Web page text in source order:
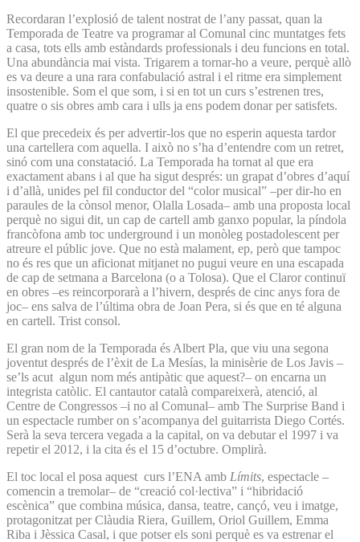
Recordaran l’explosió de talent nostrat de l’any passat, quan la
Temporada de Teatre va programar al Comunal cinc muntatges fets
a casa, tots ells amb estàndards professionals i deu funcions en total.
Una abundància mai vista. Trigarem a tornar-ho a veure, perquè allò
es va deure a una rara confabulació astral i el ritme era simplement
insostenible. Som el que som, i si en tot un curs s’estrenen tres,
quatre o sis obres amb cara i ulls ja ens podem donar per satisfets.
El que precedeix és per advertir-los que no esperin aquesta tardor
una cartellera com aquella. I això no s’ha d’entendre com un retret,
sinó com una constatació. La Temporada ha tornat al que era
exactament abans i al que ha sigut després: un grapat d’obres d’aquí
i d’allà, unides pel fil conductor del “color musical” –per dir-ho en
paraules de la cònsol menor, Olalla Losada– amb una proposta local
perquè no sigui dit, un cap de cartell amb ganxo popular, la píndola
francòfona amb toc underground i un monòleg postadolescent per
atreure el públic jove. Que no està malament, ep, però que tampoc
no és res que un aficionat mitjanet no pugui veure en una escapada
de cap de setmana a Barcelona (o a Tolosa). Que el Claror continuï
en obres –es reincorporarà a l’hivern, després de cinc anys fora de
joc– ens salva de l’última obra de Joan Pera, si és que en té alguna
en cartell. Trist consol.
El gran nom de la Temporada és Albert Pla, que viu una segona
joventut després de l’èxit de La Mesías, la minisèrie de Los Javis –
se’ls acut algun nom més antipàtic que aquest?– on encarna un
integrista catòlic. El cantautor català compareixerà, atenció, al
Centre de Congressos –i no al Comunal– amb The Surprise Band i
un espectacle rumber on s’acompanya del guitarrista Diego Cortés.
Serà la seva tercera vegada a la capital, on va debutar el 1997 i va
repetir el 2012, i la cita és el 15 d’octubre. Omplirà.
El toc local el posa aquest curs l’ENA amb Límits, espectacle –
comencin a tremolar– de “creació col·lectiva” i “hibridació
escènica” que combina música, dansa, teatre, cançó, veu i imatge,
protagonitzat per Clàudia Riera, Guillem, Oriol Guillem, Emma
Riba i Jèssica Casal, i que potser els soni perquè es va estrenar el